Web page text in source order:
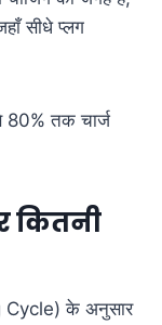
सीधे प्लग
80% तक चार्ज
कितनी
Cycle) के अनुसार